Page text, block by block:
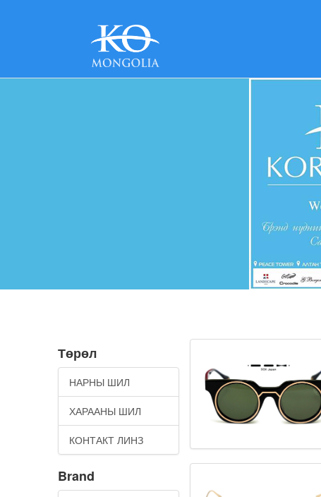
Төрөл
НАРНЫ ШИЛ
ХАРААНЫ ШИЛ
КОНТАКТ ЛИНЗ
Brand